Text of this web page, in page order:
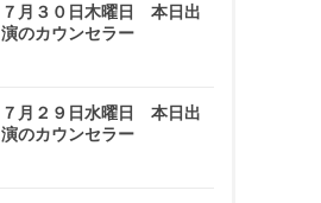
７月３０日木曜日 本日出
演のカウンセラー
７月２９日水曜日 本日出
演のカウンセラー